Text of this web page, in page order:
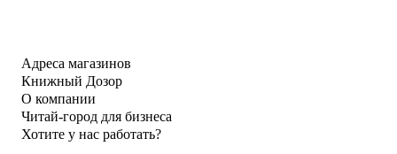
Адреса магазинов
Книжный Дозор
О компании
Читай-город для бизнеса
Хотите у нас работать?